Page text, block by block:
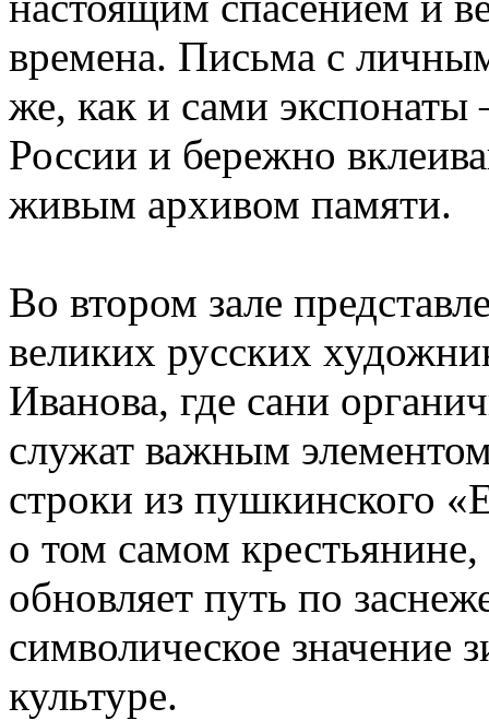
времена. Письма с
же, как и сами
России и бережно
живым архивом памяти.
Во втором зале
великих русских
Иванова, где сани
служат важным
строки из пушкинского
о том самом
обновляет путь по
символическое значение
культуре.